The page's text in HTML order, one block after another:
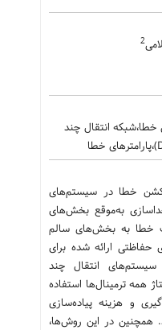
2
انتقال چند
خطا در سیستم‌های
جداسازی به‌موقع بخش‌های
خطا به بخش‌های سالم
ارائه شده برای
انتقال چند
همه ترمینال‌ها استفاده
و هزینه پیاده‌سازی
در این روش‌ها،